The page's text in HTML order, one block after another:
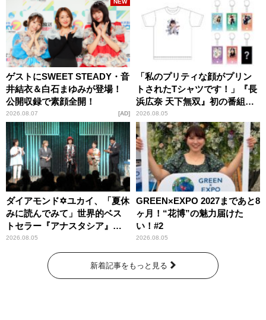
ゲストにSWEET STEADY・音
井結衣＆白石まゆみが登場！
公開収録で素顔全開！
2026.08.07
NEW
AD
「私のプリティな顔がプリン
トされたTシャツです！」『長
浜広奈 天下無双』初の番組グ
ッズ発売
2026.08.05
ダイアモンド✡ユカイ、「夏休
みに読んでみて」世界的ベス
トセラー『アナスタシア』を
紹介
2026.08.05
GREEN×EXPO 2027まであと8
ヶ月！“花博”の魅力届けた
い！#2
2026.08.05
新着記事をもっと見る